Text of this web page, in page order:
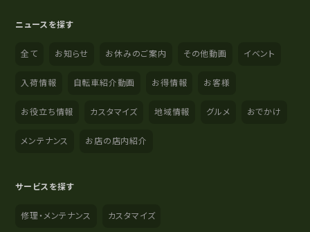
ニュースを探す
全て お知らせ お休みのご案内 その他動画 イベント
入荷情報 自転車紹介動画 お得情報 お客様
お役立ち情報 カスタマイズ 地域情報 グルメ おでかけ
メンテナンス お店の店内紹介
サービスを探す
修理・メンテナンス カスタマイズ